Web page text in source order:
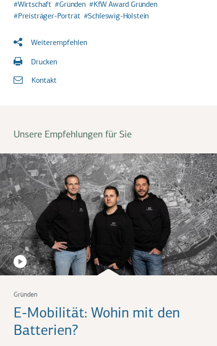
Wirtschaft Gründen
KfW Award Gründen
Preisträger-Porträt
Schleswig-Holstein
Weiterempfehlen
Drucken
Kontakt
Unsere Empfehlungen für Sie
Gründen
E-Mobilität: Wohin mit den
Batterien?